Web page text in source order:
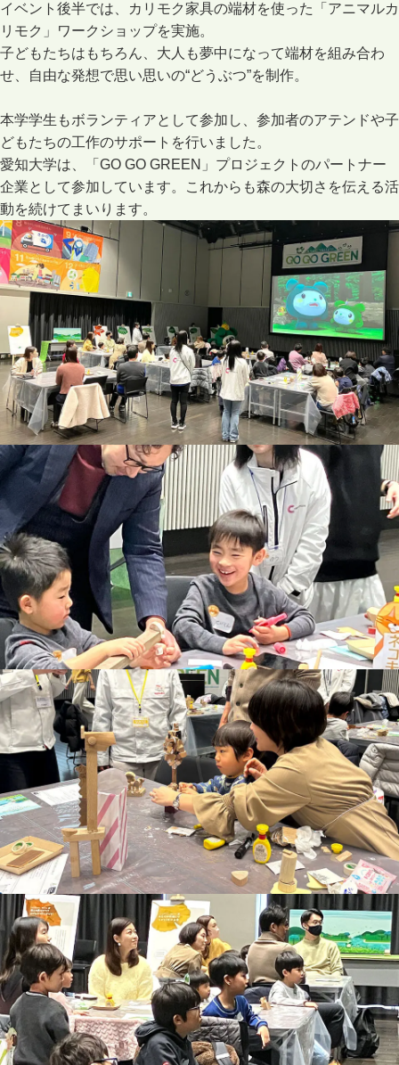
イベント後半では、カリモク家具の端材を使った「アニマルカ
リモク」ワークショップを実施。
子どもたちはもちろん、大人も夢中になって端材を組み合わ
せ、自由な発想で思い思いの“どうぶつ”を制作。
本学学生もボランティアとして参加し、参加者のアテンドや子
どもたちの工作のサポートを行いました。
愛知大学は、「GO GO GREEN」プロジェクトのパートナー
企業として参加しています。これからも森の大切さを伝える活
動を続けてまいります。